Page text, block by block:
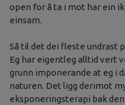
open for å ta i mot har ein
einsam.
Så til det dei fleste undrast
Eg har eigentleg alltid vert
grunn imponerande at eg i
naturen. Det ligg derimot
eksponeringsterapi bak